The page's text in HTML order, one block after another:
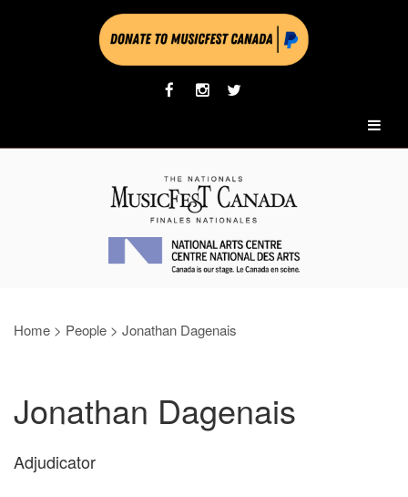
Home > People > Jonathan Dagenais
Jonathan Dagenais
Adjudicator